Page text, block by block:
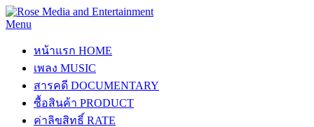
Menu
หน้าแรก HOME
เพลง MUSIC
สารคดี DOCUMENTARY
ซื้อสินค้า PRODUCT
ค่าลิขสิทธิ์ RATE